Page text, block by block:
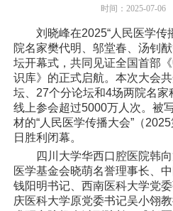
科研教学
党建工作
院务公开
健康须知
人才引进
专题专栏
时间：2025-07-06
刘晓峰在2025“人民医学传
院名家樊代明、邬堂春、汤钊
坛开幕式，共同见证全国首部
识库》的正式启航。本次大会
坛、27个分论坛和4场两院名家
线上参会超过5000万人次。被
材的“人民医学传播大会”（
日胜利闭幕。
四川大学华西口腔医院韩
医学基金会晓萌名誉理事长、
钱阳明书记、西南医科大学党
庆医科大学原党委书记吴小翎